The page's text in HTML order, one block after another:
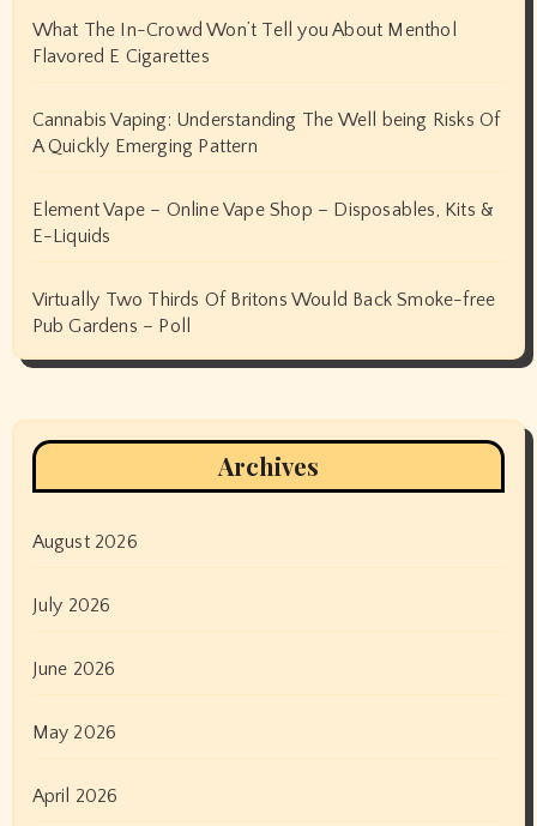
What The In-Crowd Won’t Tell you About Menthol
Flavored E Cigarettes
Cannabis Vaping: Understanding The Well being Risks Of
A Quickly Emerging Pattern
Element Vape – Online Vape Shop – Disposables, Kits &
E-Liquids
Virtually Two Thirds Of Britons Would Back Smoke-free
Pub Gardens – Poll
Archives
August 2026
July 2026
June 2026
May 2026
April 2026